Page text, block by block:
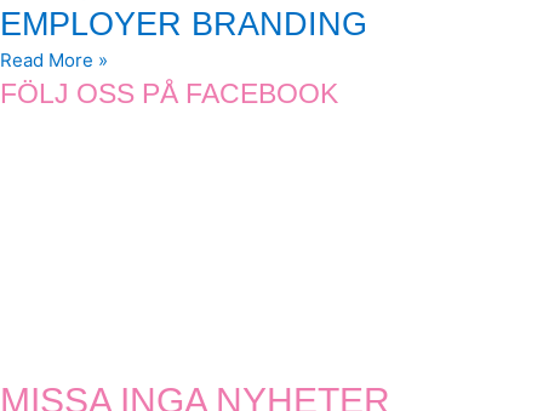
EMPLOYER BRANDING
Read More »
FÖLJ OSS PÅ FACEBOOK
MISSA INGA NYHETER